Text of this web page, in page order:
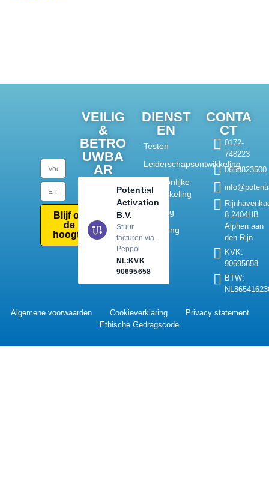
Blijf op
de
hoogte
VEILIG
&
BETRO
UWBA
AR
Potential
Activation
B.V.
Stuur
facturen via
Peppol
NL:KVK
90695658
DIENST
EN
Testen
Leiderschapsontwikkeling
Persoonlijke
Ontwikkeling
Training
Coaching
CONTA
CT
0172-
748223
0658823500
8 2404HB
Alphen aan
den Rijn
KVK:
90695658
BTW:
Algemene voorwaarden Cookieverklaring
Privacy statement
Ethische Gedragscode